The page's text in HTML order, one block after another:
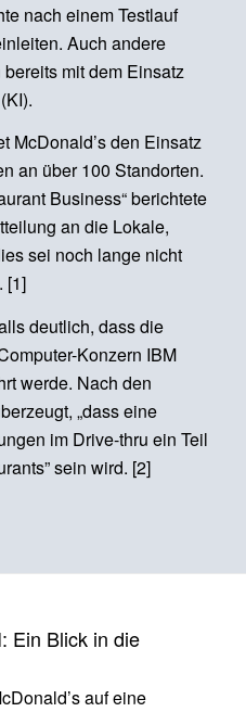
nach einem Testlauf
Auch andere
mit dem Einsatz
McDonald’s den Einsatz
an über 100 Standorten.
Business“ berichtete
an die Lokale,
sei noch lange nicht
[1]
deutlich, dass die
Konzern IBM
werde. Nach den
„dass eine
im Drive-thru ein Teil
sein wird. [2]
Ein Blick in die
auf eine